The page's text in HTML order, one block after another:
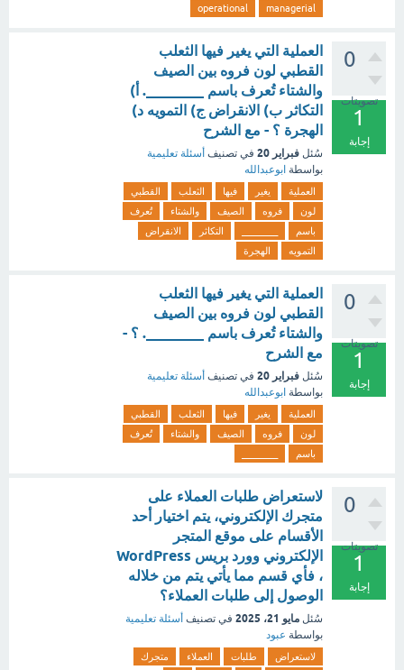
managerial
operational
0
تصويتات
1
إجابة
العملية التي يغير فيها الثعلب
القطبي لون فروه بين الصيف
والشتاء تُعرف باسم ________. أ)
التكاثر ب) الانقراض ج) التمويه د)
الهجرة ؟ - مع الشرح
سُئل فبراير 20 في تصنيف أسئلة تعليمية
بواسطة ابوعبدالله
العملية يغير فيها الثعلب
القطبي
لون
فروه الصيف والشتاء
تُعرف
باسم
التكاثر
الانقراض
التمويه
الهجرة
0
تصويتات
1
إجابة
العملية التي يغير فيها الثعلب
القطبي لون فروه بين الصيف
والشتاء تُعرف باسم ________. ؟ -
مع الشرح
سُئل فبراير 20 في تصنيف أسئلة تعليمية
بواسطة ابوعبدالله
العملية يغير فيها الثعلب
القطبي
لون
فروه الصيف والشتاء
تُعرف
باسم
0
تصويتات
1
إجابة
لاستعراض طلبات العملاء على
متجرك الإلكتروني، يتم اختيار أحد
الأقسام على موقع المتجر
الإلكتروني وورد بريس WordPress
، فأي قسم مما يأتي يتم من خلاله
الوصول إلى طلبات العملاء؟
سُئل مايو 21، 2025 في تصنيف أسئلة تعليمية
بواسطة عبود
لاستعراض طلبات العملاء
متجرك